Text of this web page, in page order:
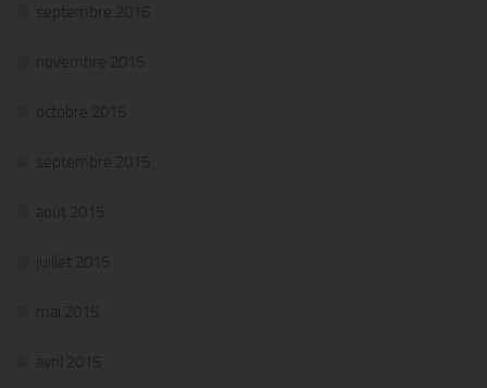
septembre 2016
novembre 2015
octobre 2015
septembre 2015
août 2015
juillet 2015
mai 2015
avril 2015